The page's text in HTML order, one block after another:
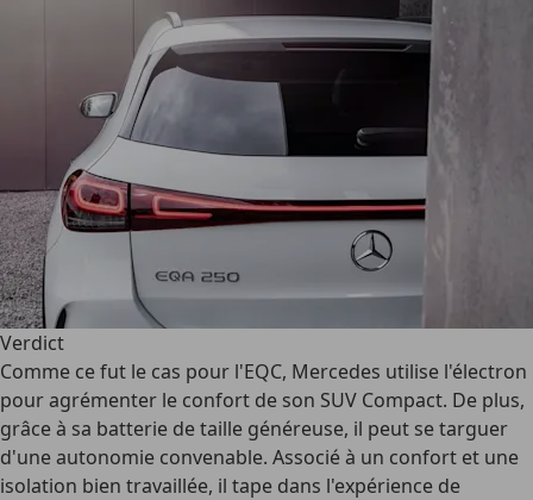
Verdict
Comme ce fut le cas pour l'EQC, Mercedes utilise l'électron
pour agrémenter le confort de son SUV Compact. De plus,
grâce à sa batterie de taille généreuse, il peut se targuer
d'une autonomie convenable. Associé à un confort et une
isolation bien travaillée, il tape dans l'expérience de